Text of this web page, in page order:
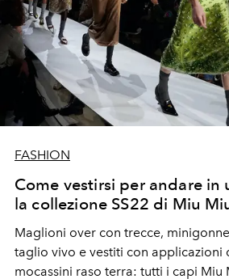
FASHION
Come vestirsi per andare in
la collezione SS22 di Miu
Maglioni over con trecce,
taglio vivo e vestiti con applicazioni
mocassini raso terra: tutti i capi Miu